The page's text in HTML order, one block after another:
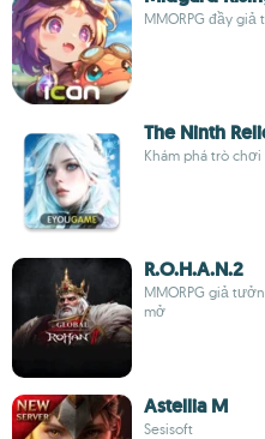
MMORPG đầy
The Ninth
Khám phá trò
R.O.H.A.N.2
MMORPG giả
mở
Astellia M
Sesisoft